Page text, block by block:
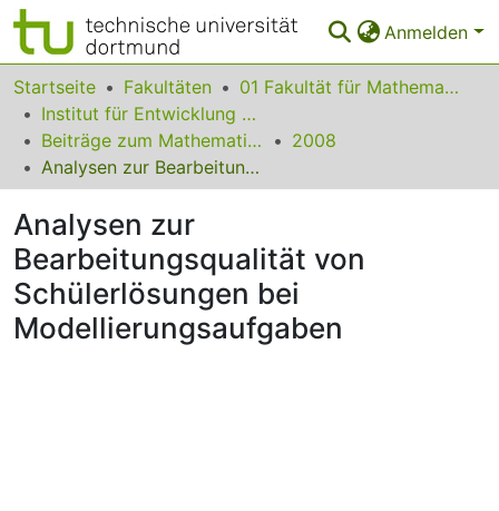
Anmelden
Bereiche & Sammlungen
Das gesamte Repositorium
Statistiken
FAQ
Leitlinien
Zurück zur Startseite
Startseite Fakultäten
01 Fakultät für Mathematik
Institut für Entwicklung und Erforschung des Mathematikunterrichts
Beiträge zum Mathematikunterricht
2008
Analysen zur Bearbeitungsqualität von Schülerlösungen bei Modellierungsaufgaben
Analysen zur
Bearbeitungsqualität von
Schülerlösungen bei
Modellierungsaufgaben